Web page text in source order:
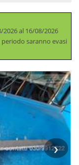
2026 al 16/08/2026
saranno evasi
›